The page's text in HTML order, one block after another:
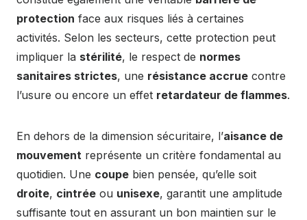
protection face aux risques liés à certaines
activités. Selon les secteurs, cette protection peut
impliquer la stérilité, le respect de normes
sanitaires strictes, une résistance accrue contre
l’usure ou encore un effet retardateur de flammes.
En dehors de la dimension sécuritaire, l’aisance de
mouvement représente un critère fondamental au
quotidien. Une coupe bien pensée, qu’elle soit
droite, cintrée ou unisexe, garantit une amplitude
suffisante tout en assurant un bon maintien sur le